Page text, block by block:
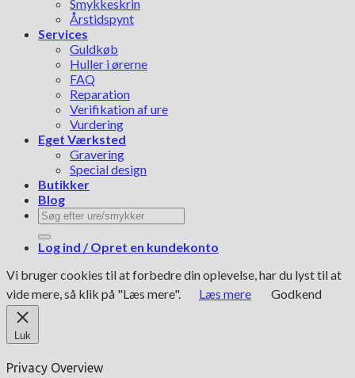
Smykkeskrin
Årstidspynt
Services
Guldkøb
Huller i ørerne
FAQ
Reparation
Verifikation af ure
Vurdering
Eget Værksted
Gravering
Special design
Butikker
Blog
Søg
efter:
Log ind / Opret en kundekonto
Vi bruger cookies til at forbedre din oplevelse, har du lyst til at
vide mere, så klik på "Læs mere".
Læs mere Godkend
Luk
Privacy Overview